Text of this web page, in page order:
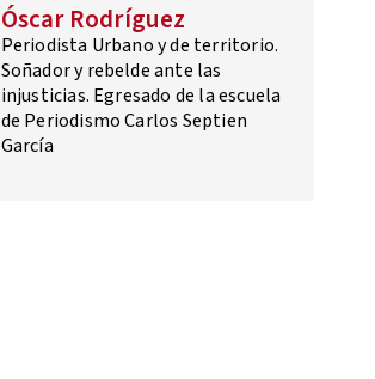
Óscar Rodríguez
Periodista Urbano y de territorio.
Soñador y rebelde ante las
injusticias. Egresado de la escuela
de Periodismo Carlos Septien
García